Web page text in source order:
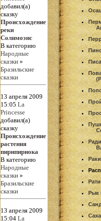
добавил(а)
сказку
Происхождение
реки
Солимоэнс
В категорию
Народные
сказки »
Бразильские
сказки
13 апреля 2009
15:05 La
Princesse
добавил(а)
сказку
Происхождение
растения
пирипириока
В категорию
Народные
сказки »
Бразильские
сказки
13 апреля 2009
15:04 La
Рык